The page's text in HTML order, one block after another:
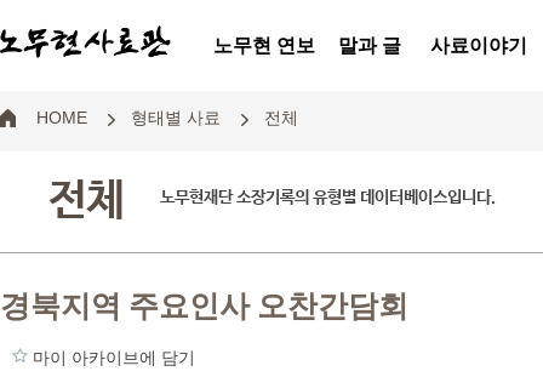
노무현 연보 말과 글 사료이야기
HOME 형태별 사료 전체
전체 노무현재단 소장기록의 유형별 데이터베이스입니다.
경북지역 주요인사 오찬간담회
마이 아카이브에 담기